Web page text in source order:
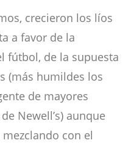
crecieron los líos
a favor de la
fútbol, de la supuesta
(más humildes los
de mayores
Newell’s) aunque
con el